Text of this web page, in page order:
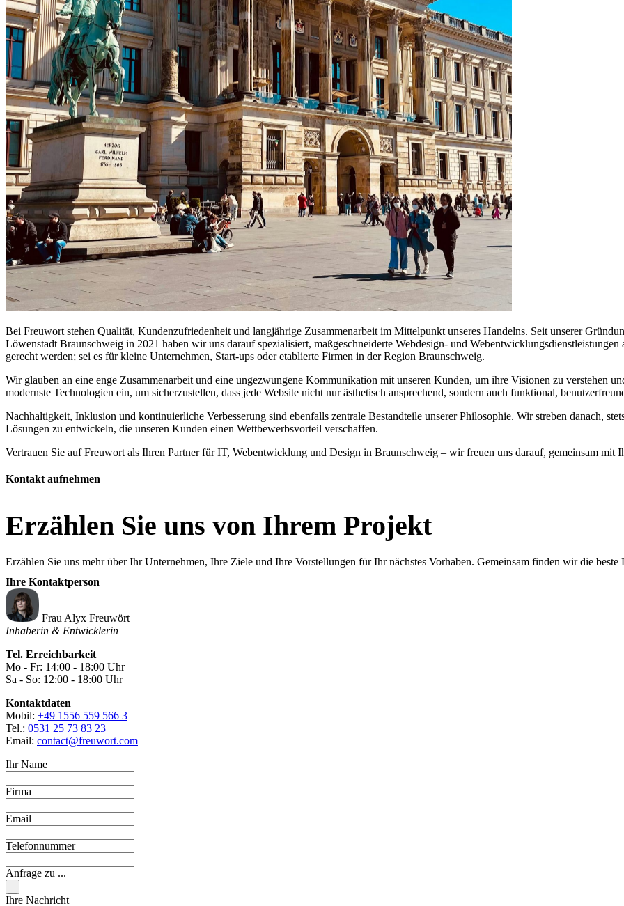
Bei Freuwort stehen Qualität, Kundenzufriedenheit und langjährige Zusammenarbeit im Mittelpunkt unseres Handelns. Seit unserer
Löwenstadt Braunschweig in 2021 haben wir uns darauf spezialisiert, maßgeschneiderte Webdesign- und
gerecht werden; sei es für kleine Unternehmen, Start-ups oder etablierte Firmen in der Region Braunschweig.
Wir glauben an eine enge Zusammenarbeit und eine ungezwungene Kommunikation mit unseren Kunden, um ihre Visionen zu verstehen
modernste Technologien ein, um sicherzustellen, dass jede Website nicht nur ästhetisch ansprechend, sondern auch funktional,
Nachhaltigkeit, Inklusion und kontinuierliche Verbesserung sind ebenfalls zentrale Bestandteile unserer Philosophie. Wir streben danach,
Lösungen zu entwickeln, die unseren Kunden einen Wettbewerbsvorteil verschaffen.
Vertrauen Sie auf Freuwort als Ihren Partner für IT, Webentwicklung und Design in Braunschweig – wir freuen uns darauf, gemeinsam mit
Kontakt aufnehmen
Erzählen Sie uns von Ihrem Projekt
Erzählen Sie uns mehr über Ihr Unternehmen, Ihre Ziele und Ihre Vorstellungen für Ihr nächstes Vorhaben. Gemeinsam finden wir die
Ihre Kontaktperson
Frau Alyx Freuwört
Inhaberin & Entwicklerin
Tel. Erreichbarkeit
Mo - Fr: 14:00 - 18:00 Uhr
Sa - So: 12:00 - 18:00 Uhr
Kontaktdaten
Mobil: +49 1556 559 566 3
Tel.: 0531 25 73 83 23
Email: contact@freuwort.com
Ihr Name
Firma
Email
Telefonnummer
Anfrage zu ...
Ihre Nachricht